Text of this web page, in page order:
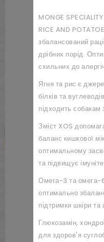
MONGE
RICE AND
збалансований
дрібних порід.
схильних до
Ягня та рис є
білків та
підходить
Зміст XOS
баланс кишкової
оптимальному
та підвищує
Омега-3 та омега-
оптимально
підтримки шкіри та
Глюкозамін,
для здоров'я